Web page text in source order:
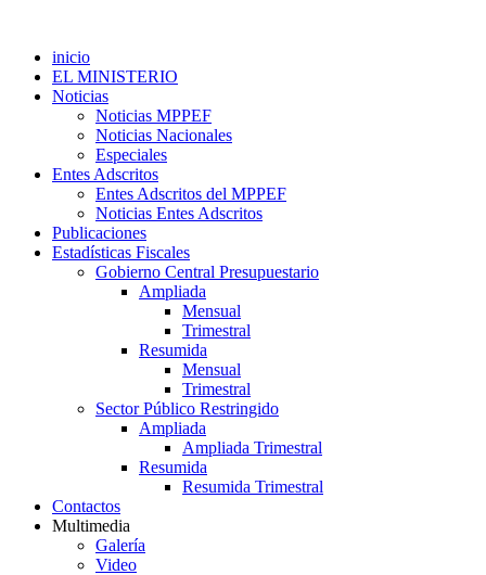
inicio
EL MINISTERIO
Noticias
Noticias MPPEF
Noticias Nacionales
Especiales
Entes Adscritos
Entes Adscritos del MPPEF
Noticias Entes Adscritos
Publicaciones
Estadísticas Fiscales
Gobierno Central Presupuestario
Ampliada
Mensual
Trimestral
Resumida
Mensual
Trimestral
Sector Público Restringido
Ampliada
Ampliada Trimestral
Resumida
Resumida Trimestral
Contactos
Multimedia
Galería
Video